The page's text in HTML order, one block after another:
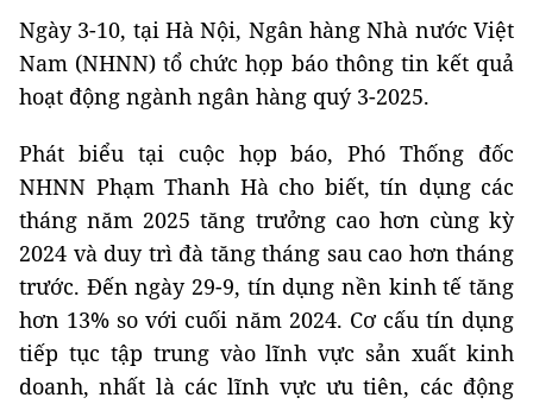
Ngày 3-10, tại Hà Nội, Ngân hàng Nhà nước Việt
Nam (NHNN) tổ chức họp báo thông tin kết quả
hoạt động ngành ngân hàng quý 3-2025.
Phát biểu tại cuộc họp báo, Phó Thống đốc
NHNN Phạm Thanh Hà cho biết, tín dụng các
tháng năm 2025 tăng trưởng cao hơn cùng kỳ
2024 và duy trì đà tăng tháng sau cao hơn tháng
trước. Đến ngày 29-9, tín dụng nền kinh tế tăng
hơn 13% so với cuối năm 2024. Cơ cấu tín dụng
tiếp tục tập trung vào lĩnh vực sản xuất kinh
doanh, nhất là các lĩnh vực ưu tiên, các động